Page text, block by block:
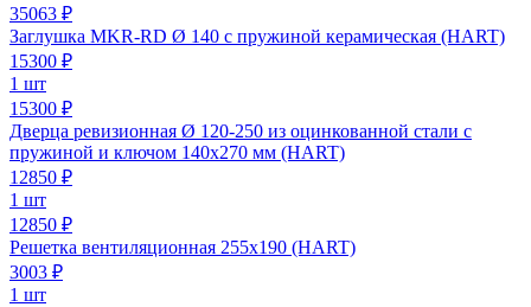
35063 ₽
Заглушка MKR-RD Ø 140 с пружиной керамическая (HART)
15300 ₽
1 шт
15300 ₽
Дверца ревизионная Ø 120-250 из оцинкованной стали с
пружиной и ключом 140х270 мм (HART)
12850 ₽
1 шт
12850 ₽
Решетка вентиляционная 255х190 (HART)
3003 ₽
1 шт